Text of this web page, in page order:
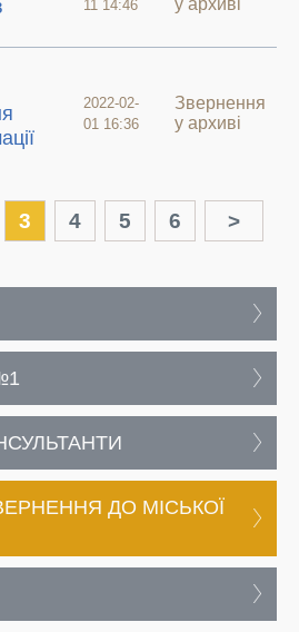
11 14:46
у архиві
2022-02-
01 16:36
Звернення
у архиві
3 4 5 6 >
ДО МІСЬКОЇ